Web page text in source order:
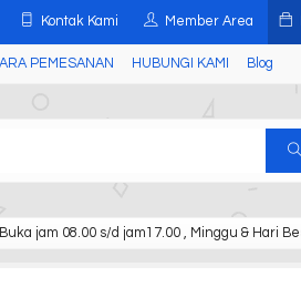
Kontak Kami Member Area
PEMESANAN HUBUNGI KAMI Blog
Buka jam 08.00 s/d jam17.00 , Minggu & Hari